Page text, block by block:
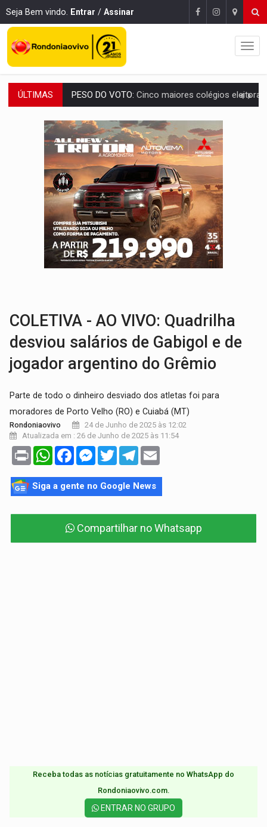
Seja Bem vindo. Entrar / Assinar
ÚLTIMAS COLUNA SEMANAL:Largada foi dada e candidatos ao Governo de RO partem
SOB SUSPEITA:Entrega de 286 máquinas em Rondônia coincide com
ARTIGO:Reter até 50% no distrato imobiliário é legal, mas não pode
DO HOSPITAL AO CAMPO:Veja as mais de 200 ações de Marcos
EXPANSÃO:Grupo Nova Era amplia presença em PVH e transforma Aramix
ROTA GLOBAL:PCC amplia presença internacional e transforma Brasil em
CONEXÃO RONDONIAOVIVO:Museólogo Antônio Ocampo conduz a história de
EXTENSÃO DE DANOS:Ferroviários pedem ao Iphan recuperação de área
COLETIVA - AO VIVO: Quadrilha
desviou salários de Gabigol e de
jogador argentino do Grêmio
Parte de todo o dinheiro desviado dos atletas foi para
moradores de Porto Velho (RO) e Cuiabá (MT)
Rondoniaovivo
24 de Junho de 2025 às 12:02
Atualizada em : 26 de Junho de 2025 às 11:54
Print WhatsAppFacebookMessenger
TwitterTelegram
Siga a gente no Google News
Compartilhar no Whatsapp
Receba todas as notícias gratuitamente no WhatsApp do
Rondoniaovivo.com.​
ENTRAR NO GRUPO